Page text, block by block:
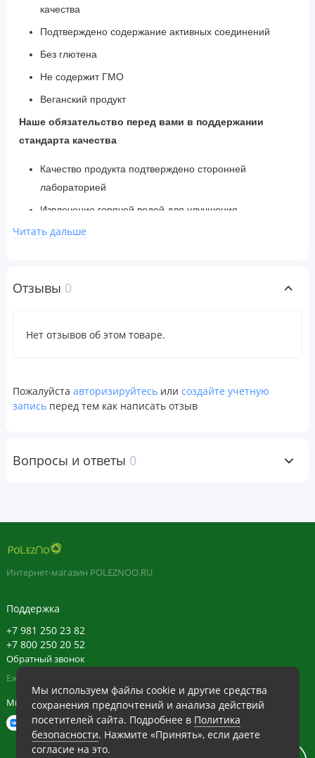
качества
Подтверждено содержание активных соединений
Без глютена
Не содержит ГМО
Веганский продукт
Наше обязательство перед вами в поддержании
стандарта качества
Качество продукта подтверждено сторонней
лабораторией
Извлечение горячей водой для улучшения
биодоступности
Наша гарантия:
Взрослым принимать по 2 капсулы в день.
Гипромеллоза (растительная капсула), диоксид кремния,
закрытой крышкой.
Хранить в недоступном для детей месте.
данного продукта, если вы беременны, кормите грудью,
имели или имеете какие-либо заболевания или
Отказ от ответственности
КомпанияPOLEZNOO
всегда стремится придерживаться
Читать дальше
Отзывы 0
Нет отзывов об этом товаре.
Пожалуйста авторизируйтесь или создайте учетную
запись перед тем как написать отзыв
Вопросы и ответы 0
Мы используем файлы cookie и другие средства
сохранения предпочтений и анализа действий
посетителей сайта. Подробнее в Политика
безопасности. Нажмите «Принять», если даете
согласие на это.
Интернет-магазин POLEZNOO.RU
Поддержка
+7 981 250 23 82
+7 800 250 20 52
Обратный звонок
Ежедневно в будние с 11:30 до 20:30, в выходные с 11:30 до 19:30
Мы в сети